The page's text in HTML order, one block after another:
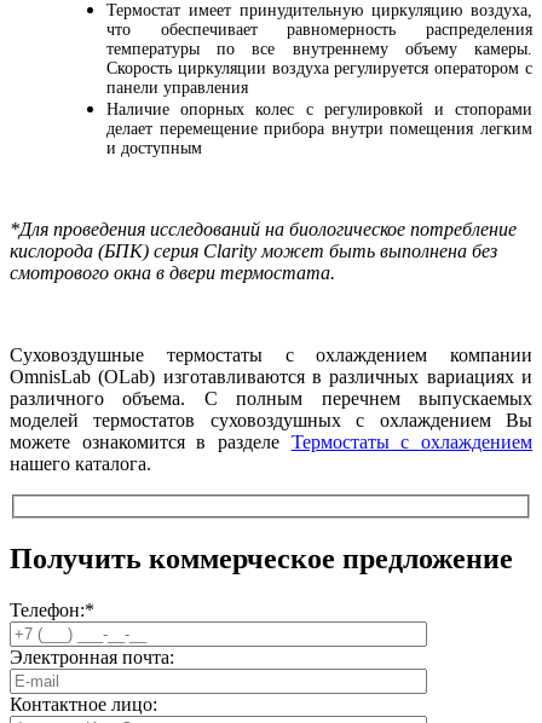
Термостат имеет принудительную циркуляцию воздуха,
что обеспечивает равномерность распределения
температуры по все внутреннему объему камеры.
Скорость циркуляции воздуха регулируется оператором с
панели управления
Наличие опорных колес с регулировкой и стопорами
делает перемещение прибора внутри помещения легким
и доступным
*Для проведения исследований на биологическое потребление
кислорода (БПК) серия Clarity может быть выполнена без
смотрового окна в двери термостата.
Суховоздушные термостаты с охлаждением компании
OmnisLab (OLab) изготавливаются в различных вариациях и
различного объема. С полным перечнем выпускаемых
моделей термостатов суховоздушных с охлаждением Вы
можете ознакомится в разделе Термостаты с охлаждением
нашего каталога.
Получить коммерческое предложение
Телефон:*
Электронная почта:
Контактное лицо: